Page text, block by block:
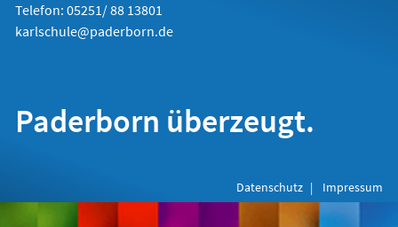
Telefon: 05251/ 88 13801
karlschule@paderborn.de
Paderborn überzeugt.
Datenschutz Impressum